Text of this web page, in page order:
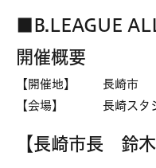
■B.LEAGUE
開催概要
【開催地】 長崎市
【会場】 長崎スタジ
【長崎市長 鈴